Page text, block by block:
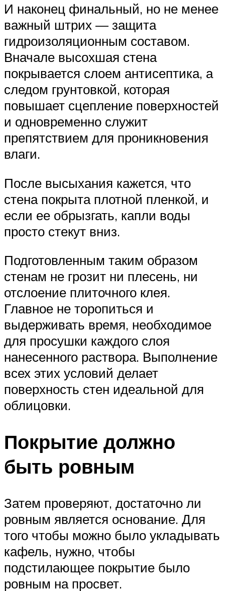
И наконец финальный, но не менее
важный штрих — защита
гидроизоляционным составом.
Вначале высохшая стена
покрывается слоем антисептика, а
следом грунтовкой, которая
повышает сцепление поверхностей
и одновременно служит
препятствием для проникновения
влаги.
После высыхания кажется, что
стена покрыта плотной пленкой, и
если ее обрызгать, капли воды
просто стекут вниз.
Подготовленным таким образом
стенам не грозит ни плесень, ни
отслоение плиточного клея.
Главное не торопиться и
выдерживать время, необходимое
для просушки каждого слоя
нанесенного раствора. Выполнение
всех этих условий делает
поверхность стен идеальной для
облицовки.
Покрытие должно
быть ровным
Затем проверяют, достаточно ли
ровным является основание. Для
того чтобы можно было укладывать
кафель, нужно, чтобы
подстилающее покрытие было
ровным на просвет.